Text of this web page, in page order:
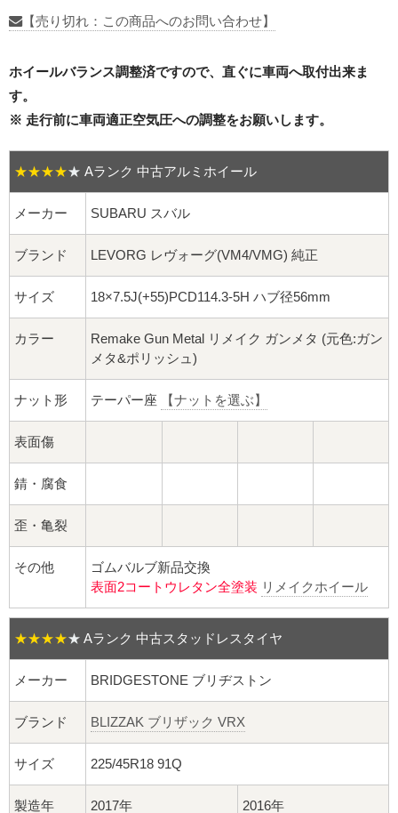
16インチ：夏タイヤホイール
17インチ：夏タイヤホイール
19インチ：夏タイヤホイール
20インチ：夏タイヤホイール
ホイールナット
ロング球面ナット
ショート球面ナット
貫通ナット
ロング袋ナット
ショート袋ナット
スチール鉄ホイール
持ち込み交換工賃
【売り切れ：この商品へのお問い合わせ】
ホイールバランス調整済ですので、直ぐに車両へ取付出来ま
す。
※ 走行前に車両適正空気圧への調整をお願いします。
★★★★★ Aランク 中古アルミホイール
メーカー SUBARU スバル
ブランド LEVORG レヴォーグ(VM4/VMG) 純正
サイズ 18×7.5J(+55)PCD114.3-5H ハブ径56mm
カラー
Remake Gun Metal リメイク ガンメタ (元色:ガン
メタ&ポリッシュ)
ナット形 テーパー座 【ナットを選ぶ】
表面傷
錆・腐食
歪・亀裂
その他
ゴムバルブ新品交換
表面2コートウレタン全塗装 リメイクホイール
★★★★★ Aランク 中古スタッドレスタイヤ
メーカー BRIDGESTONE ブリヂストン
ブランド BLIZZAK ブリザック VRX
サイズ 225/45R18 91Q
製造年 2017年 2016年